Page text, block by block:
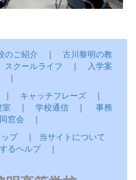
のご紹介 ｜ 古川黎明の教
スクールライフ ｜
入学案
｜
｜ キャッチフレーズ ｜
｜ 学校通信 ｜ 事務
同窓会 ｜
プ｜ 当サイトについて
るヘルプ｜